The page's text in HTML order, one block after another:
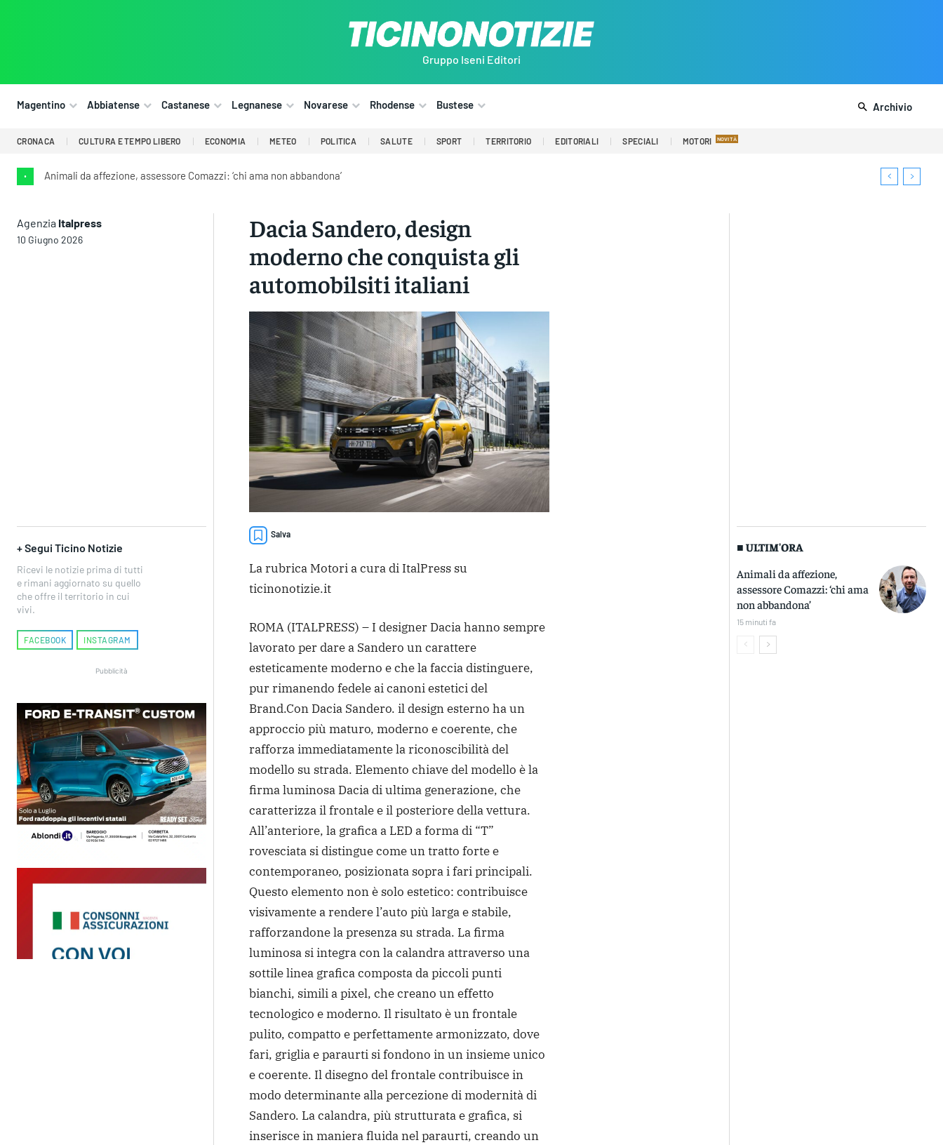
Gruppo Iseni Editori
Magentino Abbiatense Castanese Legnanese Novarese Rhodense Bustese Archivio
CRONACA CULTURA E TEMPO LIBERO ECONOMIA METEO POLITICA SALUTE SPORT TERRITORIO EDITORIALI SPECIALI MOTORI
• Animali da affezione, assessore Comazzi: ‘chi ama non abbandona’
Agenzia Italpress
10 Giugno 2026
Dacia Sandero, design
moderno che conquista gli
automobilsiti italiani
+ Segui Ticino Notizie
Ricevi le notizie prima di tutti
e rimani aggiornato su quello
che offre il territorio in cui
vivi.
FACEBOOK INSTAGRAM
Pubblicità
Salva
La rubrica Motori a cura di ItalPress su
ticinonotizie.it
ROMA (ITALPRESS) – I designer Dacia hanno sempre
lavorato per dare a Sandero un carattere
esteticamente moderno e che la faccia distinguere,
pur rimanendo fedele ai canoni estetici del
Brand.Con Dacia Sandero. il design esterno ha un
approccio più maturo, moderno e coerente, che
rafforza immediatamente la riconoscibilità del
modello su strada. Elemento chiave del modello è la
firma luminosa Dacia di ultima generazione, che
caratterizza il frontale e il posteriore della vettura.
All’anteriore, la grafica a LED a forma di “T”
rovesciata si distingue come un tratto forte e
contemporaneo, posizionata sopra i fari principali.
Questo elemento non è solo estetico: contribuisce
visivamente a rendere l’auto più larga e stabile,
rafforzandone la presenza su strada. La firma
luminosa si integra con la calandra attraverso una
sottile linea grafica composta da piccoli punti
bianchi, simili a pixel, che creano un effetto
tecnologico e moderno. Il risultato è un frontale
pulito, compatto e perfettamente armonizzato, dove
fari, griglia e paraurti si fondono in un insieme unico
e coerente. Il disegno del frontale contribuisce in
modo determinante alla percezione di modernità di
Sandero. La calandra, più strutturata e grafica, si
inserisce in maniera fluida nel paraurti, creando un
■ ULTIM'ORA
Animali da affezione,
assessore Comazzi: ‘chi ama
non abbandona’
15 minuti fa